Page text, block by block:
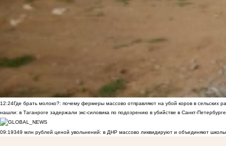
12:24Где брать молоко?: почему фермеры массово отправляют на убой коров в сельских
нашли: в Таганроге задержали экс-силовика по подозрению в убийстве в Санкт-Петербурге
09:19349 млн рублей ценой увольнений: в ДНР массово ликвидируют и объединяют